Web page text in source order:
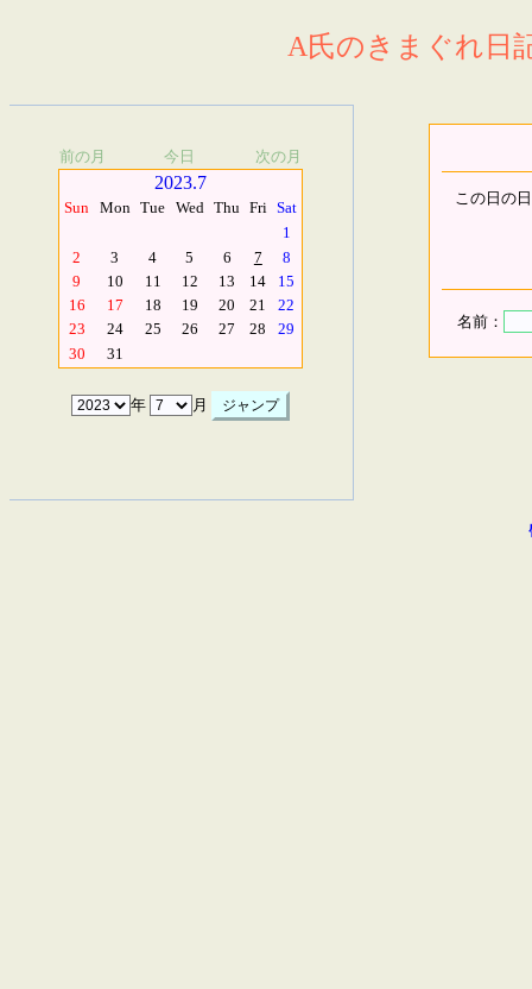
A氏のきまぐれ日
前の月 今日 次の月
2023.7
Sun Mon Tue Wed Thu Fri Sat
1
2
3 4 5 6 7
8
9
10 11 12 13 14
15
16
17 18 19 20 21
22
23
24 25 26 27 28
29
30
31
年 月
この日の
名前：